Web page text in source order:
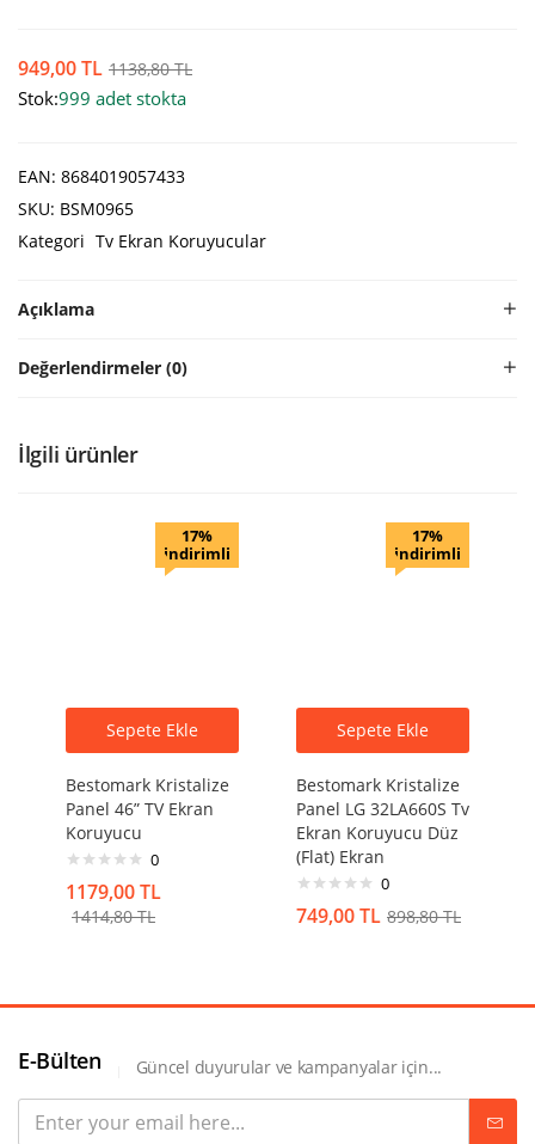
949,00TL 1138,80TL
Stok:999 adet stokta
EAN: 8684019057433
SKU: BSM0965
Kategori Tv Ekran Koruyucular
Açıklama
Değerlendirmeler (0)
İlgili ürünler
17%
indirimli
Sepete Ekle
Bestomark Kristalize
Panel 46” TV Ekran
Koruyucu
0
1179,00TL
1414,80TL
17%
indirimli
Sepete Ekle
Bestomark Kristalize
Panel LG 32LA660S Tv
Ekran Koruyucu Düz
(Flat) Ekran
0
749,00TL 898,80TL
E-Bülten Güncel duyurular ve kampanyalar için...